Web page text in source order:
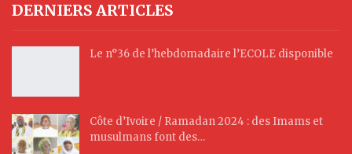
DERNIERS ARTICLES
Le n°36 de l’hebdomadaire l’ECOLE disponible
Côte d’Ivoire / Ramadan 2024 : des Imams et
musulmans font des…